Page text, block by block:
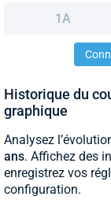
1A
Historique du
graphique
Analysez
ans. Affichez des
enregistrez vos
configuration.